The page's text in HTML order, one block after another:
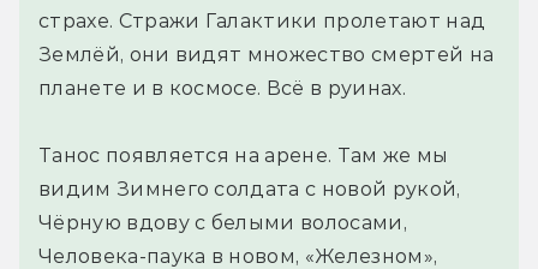
страхе. Стражи Галактики пролетают над
Землёй, они видят множество смертей на
планете и в космосе. Всё в руинах.
Танос появляется на арене. Там же мы
видим Зимнего солдата с новой рукой,
Чёрную вдову с белыми волосами,
Человека-паука в новом, «Железном»,